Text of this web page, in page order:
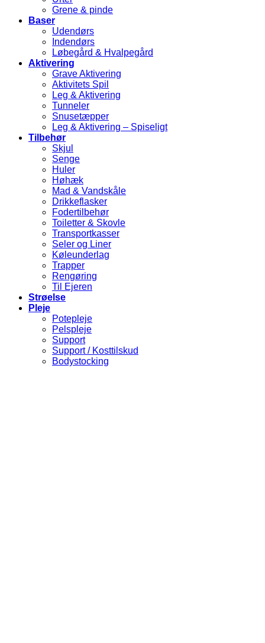
Grene & pinde
Baser
Udendørs
Indendørs
Løbegård & Hvalpegård
Aktivering
Grave Aktivering
Aktivitets Spil
Leg & Aktivering
Tunneler
Snusetæpper
Leg & Aktivering – Spiseligt
Tilbehør
Skjul
Senge
Huler
Høhæk
Mad & Vandskåle
Drikkeflasker
Fodertilbehør
Toiletter & Skovle
Transportkasser
Seler og Liner
Køleunderlag
Trapper
Rengøring
Til Ejeren
Strøelse
Pleje
Potepleje
Pelspleje
Support
Support / Kosttilskud
Bodystocking